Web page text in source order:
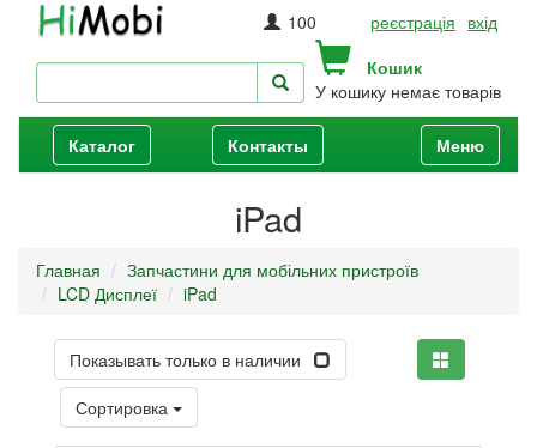
Кошик
У кошику немає товарів
100 реєстрація вхід
Каталог Контакты Меню
iPad
Главная
Запчастини для мобільних пристроїв
LCD Дисплеї
iPad
Показывать только в наличии
Сортировка